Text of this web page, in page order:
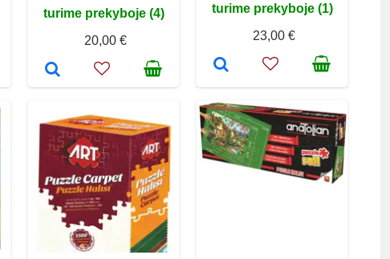
turime prekyboje (4)
20,00 €
turime prekyboje (1)
23,00 €